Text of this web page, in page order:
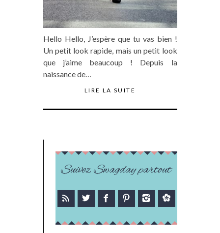
Hello Hello, J’espère que tu vas bien !
Un petit look rapide, mais un petit look
que j’aime beaucoup ! Depuis la
naissance de…
LIRE LA SUITE
Suivez Swagday partout